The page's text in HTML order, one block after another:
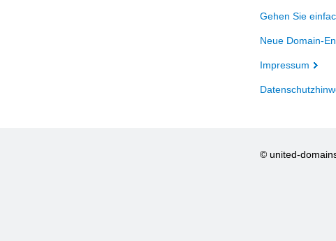
Gehen Sie
Neue Domain-
Impressum
© united-